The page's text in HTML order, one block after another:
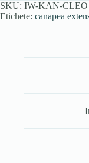
SKU: IW-KAN-CLEO
Etichete: canapea